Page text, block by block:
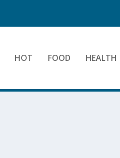
HOT FOOD HEALTH